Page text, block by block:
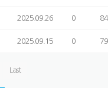
2025.09.26 0
2025.09.15 0
Last